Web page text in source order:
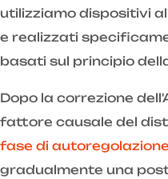
utilizziamo dispositivi
e realizzati
basati sul principio
Dopo la correzione
fattore causale del
fase di autoregolazione
gradualmente una